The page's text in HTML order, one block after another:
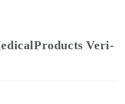
Veri-